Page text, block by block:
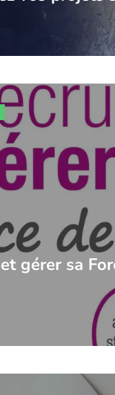
gérer sa